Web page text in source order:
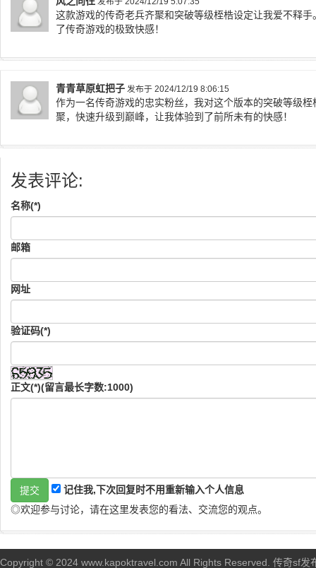
这款游戏的传奇老兵齐聚和突破等级桎梏设定让我爱不释
了传奇游戏的极致快感！
青青草原虹把子 发布于 2024/12/19 8:06:15
作为一名传奇游戏的忠实粉丝，我对这个版本的突破等级
聚，快速升级到巅峰，让我体验到了前所未有的快感！
发表评论:
名称(*)
邮箱
网址
验证码(*)
正文(*)(留言最长字数:1000)
记住我,下次回复时不用重新输入个人信息
◎欢迎参与讨论，请在这里发表您的看法、交流您的观点。
Copyright © 2024 www.kapoktravel.com All Rights Reserved. 传奇sf发